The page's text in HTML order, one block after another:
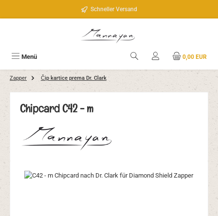
Schneller Versand
Menü 0,00 EUR
Zapper Čip kartice prema Dr. Clark
Chipcard C42 - m
Bildergalerie überspringen